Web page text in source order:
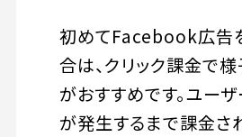
初めてFacebook広告
合は、クリック課金で
がおすすめです。ユー
が発生するまで課金さ